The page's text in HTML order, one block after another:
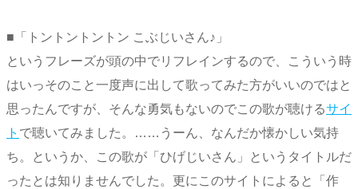
■「トントントントン こぶじいさん♪」
というフレーズが頭の中でリフレインするので、こういう時
はいっそのこと一度声に出して歌ってみた方がいいのではと
思ったんですが、そんな勇気もないのでこの歌が聴けるサイ
ト で聴いてみました。……うーん、なんだか懐かしい気持
ち。というか、この歌が「ひげじいさん」というタイトルだ
ったとは知りませんでした。更にこのサイトによると「作